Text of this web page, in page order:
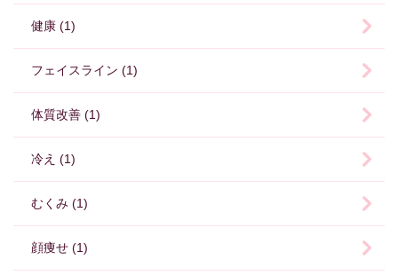
健康 (1)
フェイスライン (1)
体質改善 (1)
冷え (1)
むくみ (1)
顔痩せ (1)